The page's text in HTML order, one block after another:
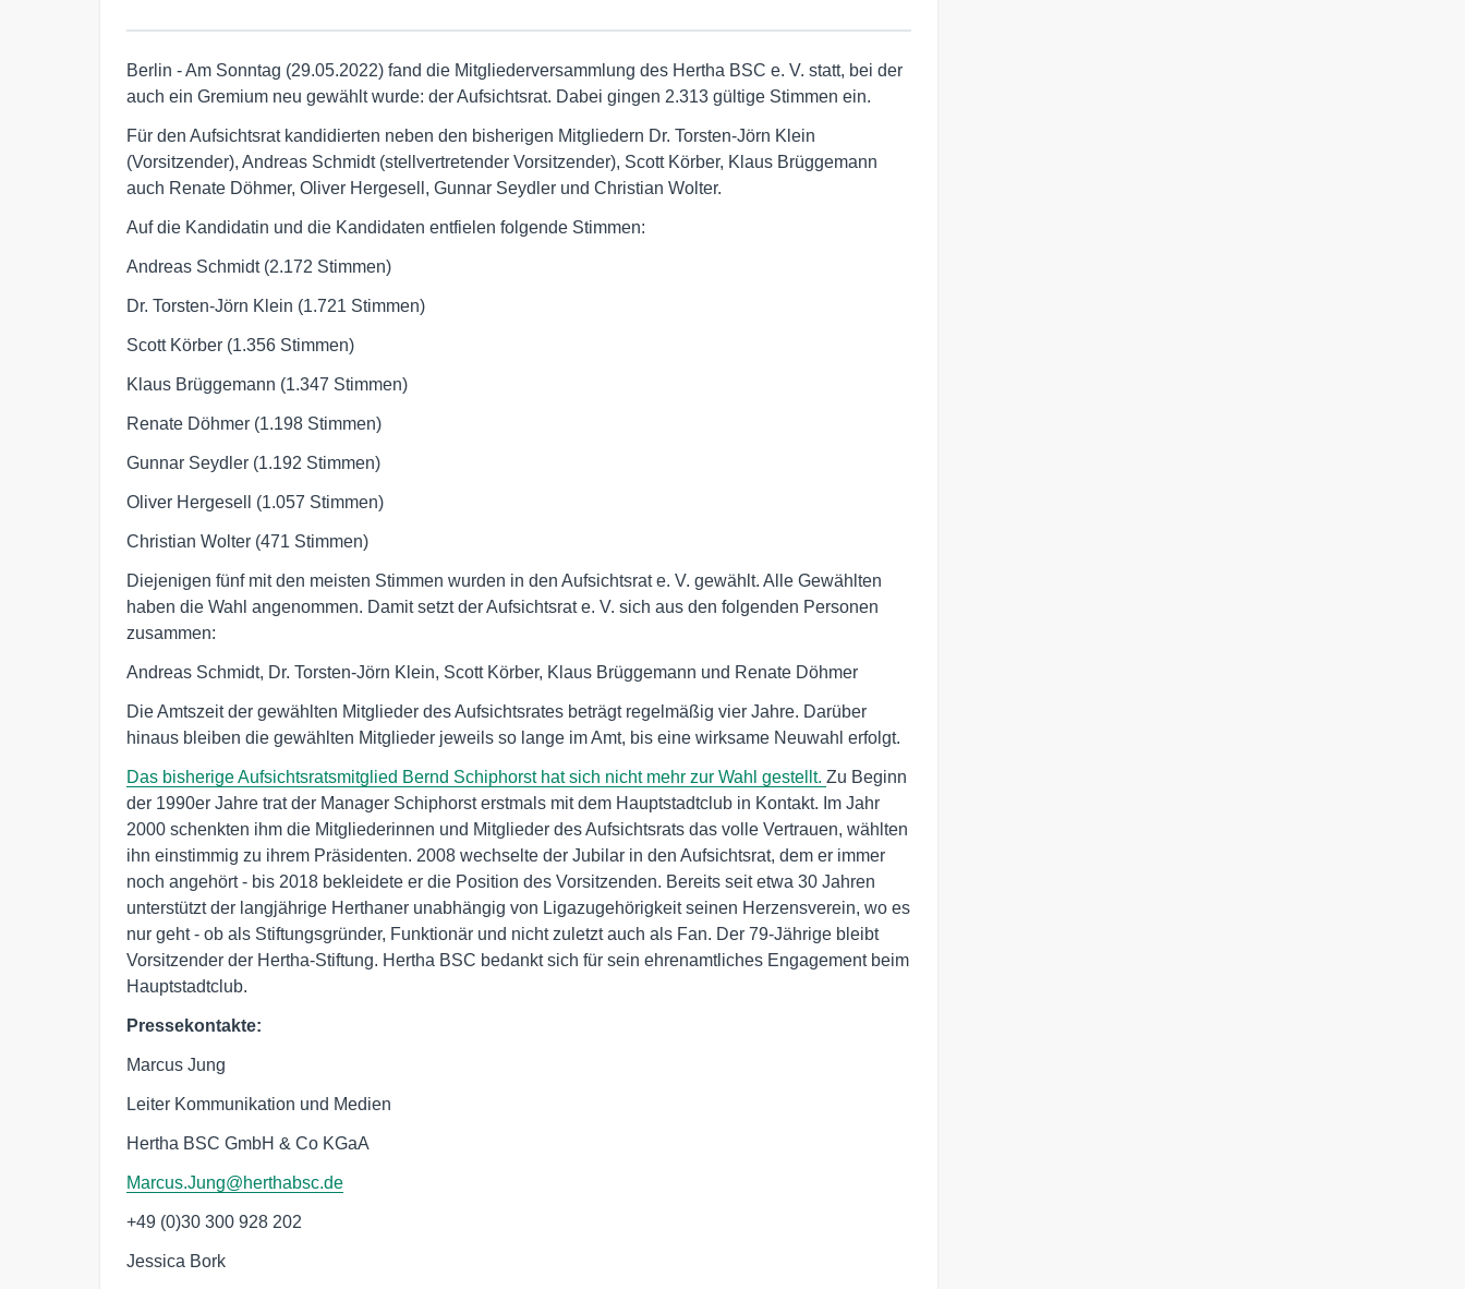
Berlin - Am Sonntag (29.05.2022) fand die Mitgliederversammlung des Hertha BSC e. V. statt, bei der
auch ein Gremium neu gewählt wurde: der Aufsichtsrat. Dabei gingen 2.313 gültige Stimmen ein.
Für den Aufsichtsrat kandidierten neben den bisherigen Mitgliedern Dr. Torsten-Jörn Klein
(Vorsitzender), Andreas Schmidt (stellvertretender Vorsitzender), Scott Körber, Klaus Brüggemann
auch Renate Döhmer, Oliver Hergesell, Gunnar Seydler und Christian Wolter.
Auf die Kandidatin und die Kandidaten entfielen folgende Stimmen:
Andreas Schmidt (2.172 Stimmen)
Dr. Torsten-Jörn Klein (1.721 Stimmen)
Scott Körber (1.356 Stimmen)
Klaus Brüggemann (1.347 Stimmen)
Renate Döhmer (1.198 Stimmen)
Gunnar Seydler (1.192 Stimmen)
Oliver Hergesell (1.057 Stimmen)
Christian Wolter (471 Stimmen)
Diejenigen fünf mit den meisten Stimmen wurden in den Aufsichtsrat e. V. gewählt. Alle Gewählten
haben die Wahl angenommen. Damit setzt der Aufsichtsrat e. V. sich aus den folgenden Personen
zusammen:
Andreas Schmidt, Dr. Torsten-Jörn Klein, Scott Körber, Klaus Brüggemann und Renate Döhmer
Die Amtszeit der gewählten Mitglieder des Aufsichtsrates beträgt regelmäßig vier Jahre. Darüber
hinaus bleiben die gewählten Mitglieder jeweils so lange im Amt, bis eine wirksame Neuwahl erfolgt.
Das bisherige Aufsichtsratsmitglied Bernd Schiphorst hat sich nicht mehr zur Wahl gestellt. Zu Beginn
der 1990er Jahre trat der Manager Schiphorst erstmals mit dem Hauptstadtclub in Kontakt. Im Jahr
2000 schenkten ihm die Mitgliederinnen und Mitglieder des Aufsichtsrats das volle Vertrauen, wählten
ihn einstimmig zu ihrem Präsidenten. 2008 wechselte der Jubilar in den Aufsichtsrat, dem er immer
noch angehört - bis 2018 bekleidete er die Position des Vorsitzenden. Bereits seit etwa 30 Jahren
unterstützt der langjährige Herthaner unabhängig von Ligazugehörigkeit seinen Herzensverein, wo es
nur geht - ob als Stiftungsgründer, Funktionär und nicht zuletzt auch als Fan. Der 79-Jährige bleibt
Vorsitzender der Hertha-Stiftung. Hertha BSC bedankt sich für sein ehrenamtliches Engagement beim
Hauptstadtclub.
Pressekontakte:
Marcus Jung
Leiter Kommunikation und Medien
Hertha BSC GmbH & Co KGaA
Marcus.Jung@herthabsc.de
+49 (0)30 300 928 202
Jessica Bork